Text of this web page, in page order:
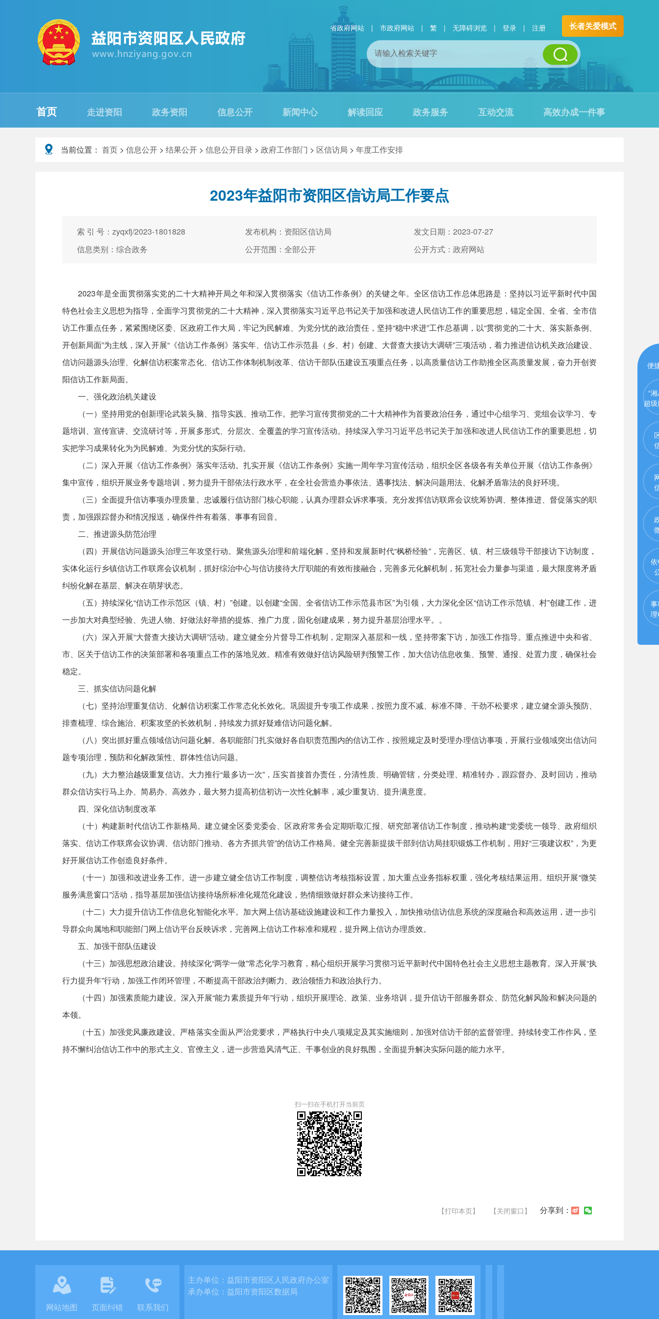
省政府网站 | 市政府网站 | 繁 | 无障碍浏览 | 登录 | 注册 长者关爱模式
首页 走进资阳 政务资阳 信息公开 新闻中心 解读回应 政务服务 互动交流 高效办成一件事
当前位置： 首页 > 信息公开 > 结果公开 > 信息公开目录 > 政府工作部门 > 区信访局 > 年度工作安排
2023年益阳市资阳区信访局工作要点
索 引 号：zyqxfj/2023-1801828 发布机构：资阳区信访局
发文日期：2023-07-27
信息类别：综合政务
公开范围：全部公开 公开方式：政府网站
2023年是全面贯彻落实党的二十大精神开局之年和深入贯彻落实《信访工作条例》的关键之年。全区信访工作总体思路是：坚持以习近平新时代中国
特色社会主义思想为指导，全面学习贯彻党的二十大精神，深入贯彻落实习近平总书记关于加强和改进人民信访工作的重要思想，锚定全国、全省、全市信
访工作重点任务，紧紧围绕区委、区政府工作大局，牢记为民解难、为党分忧的政治责任，坚持“稳中求进”工作总基调，以“贯彻党的二十大、落实新条例、
开创新局面”为主线，深入开展“《信访工作条例》落实年、信访工作示范县（乡、村）创建、大督查大接访大调研”三项活动，着力推进信访机关政治建设、
信访问题源头治理、化解信访积案常态化、信访工作体制机制改革、信访干部队伍建设五项重点任务，以高质量信访工作助推全区高质量发展，奋力开创资
阳信访工作新局面。
一、强化政治机关建设
（一）坚持用党的创新理论武装头脑、指导实践、推动工作。把学习宣传贯彻党的二十大精神作为首要政治任务，通过中心组学习、党组会议学习、专
题培训、宣传宣讲、交流研讨等，开展多形式、分层次、全覆盖的学习宣传活动。持续深入学习习近平总书记关于加强和改进人民信访工作的重要思想，切
实把学习成果转化为为民解难、为党分忧的实际行动。
（二）深入开展《信访工作条例》落实年活动。扎实开展《信访工作条例》实施一周年学习宣传活动，组织全区各级各有关单位开展《信访工作条例》
集中宣传，组织开展业务专题培训，努力提升干部依法行政水平，在全社会营造办事依法、遇事找法、解决问题用法、化解矛盾靠法的良好环境。
（三）全面提升信访事项办理质量。忠诚履行信访部门核心职能，认真办理群众诉求事项。充分发挥信访联席会议统筹协调、整体推进、督促落实的职
责，加强跟踪督办和情况报送，确保件件有着落、事事有回音。
二、推进源头防范治理
（四）开展信访问题源头治理三年攻坚行动。聚焦源头治理和前端化解，坚持和发展新时代“枫桥经验”，完善区、镇、村三级领导干部接访下访制度，
实体化运行乡镇信访工作联席会议机制，抓好综治中心与信访接待大厅职能的有效衔接融合，完善多元化解机制，拓宽社会力量参与渠道，最大限度将矛盾
纠纷化解在基层、解决在萌芽状态。
（五）持续深化“信访工作示范区（镇、村）”创建。以创建“全国、全省信访工作示范县市区”为引领，大力深化全区“信访工作示范镇、村”创建工作，进
一步加大对典型经验、先进人物、好做法好举措的提炼、推广力度，固化创建成果，努力提升基层治理水平。。
（六）深入开展“大督查大接访大调研”活动。建立健全分片督导工作机制，定期深入基层和一线，坚持带案下访，加强工作指导。重点推进中央和省、
市、区关于信访工作的决策部署和各项重点工作的落地见效。精准有效做好信访风险研判预警工作，加大信访信息收集、预警、通报、处置力度，确保社会
稳定。
三、抓实信访问题化解
（七）坚持治理重复信访、化解信访积案工作常态化长效化。巩固提升专项工作成果，按照力度不减、标准不降、干劲不松要求，建立健全源头预防、
排查梳理、综合施治、积案攻坚的长效机制，持续发力抓好疑难信访问题化解。
（八）突出抓好重点领域信访问题化解。各职能部门扎实做好各自职责范围内的信访工作，按照规定及时受理办理信访事项，开展行业领域突出信访问
题专项治理，预防和化解政策性、群体性信访问题。
（九）大力整治越级重复信访。大力推行“最多访一次”，压实首接首办责任，分清性质、明确管辖，分类处理、精准转办，跟踪督办、及时回访，推动
群众信访实行马上办、简易办、高效办，最大努力提高初信初访一次性化解率，减少重复访、提升满意度。
四、深化信访制度改革
（十）构建新时代信访工作新格局。建立健全区委党委会、区政府常务会定期听取汇报、研究部署信访工作制度，推动构建“党委统一领导、政府组织
落实、信访工作联席会议协调、信访部门推动、各方齐抓共管”的信访工作格局。健全完善新提拔干部到信访局挂职锻炼工作机制，用好“三项建议权”，为更
好开展信访工作创造良好条件。
（十一）加强和改进业务工作。进一步建立健全信访工作制度，调整信访考核指标设置，加大重点业务指标权重，强化考核结果运用。组织开展“微笑
服务满意窗口”活动，指导基层加强信访接待场所标准化规范化建设，热情细致做好群众来访接待工作。
（十二）大力提升信访工作信息化智能化水平。加大网上信访基础设施建设和工作力量投入，加快推动信访信息系统的深度融合和高效运用，进一步引
导群众向属地和职能部门网上信访平台反映诉求，完善网上信访工作标准和规程，提升网上信访办理质效。
五、加强干部队伍建设
（十三）加强思想政治建设。持续深化“两学一做”常态化学习教育，精心组织开展学习贯彻习近平新时代中国特色社会主义思想主题教育。深入开展“执
行力提升年”行动，加强工作闭环管理，不断提高干部政治判断力、政治领悟力和政治执行力。
（十四）加强素质能力建设。深入开展“能力素质提升年”行动，组织开展理论、政策、业务培训，提升信访干部服务群众、防范化解风险和解决问题的
本领。
（十五）加强党风廉政建设。严格落实全面从严治党要求，严格执行中央八项规定及其实施细则，加强对信访干部的监督管理。持续转变工作作风，坚
持不懈纠治信访工作中的形式主义、官僚主义，进一步营造风清气正、干事创业的良好氛围，全面提升解决实际问题的能力水平。
扫一扫在手机打开当前页
【打印本页】 【关闭窗口】 分享到：
便
“
超
网站地图 页面纠错 联系我们
主办单位：益阳市资阳区人民政府办公室
承办单位：益阳市资阳区数据局